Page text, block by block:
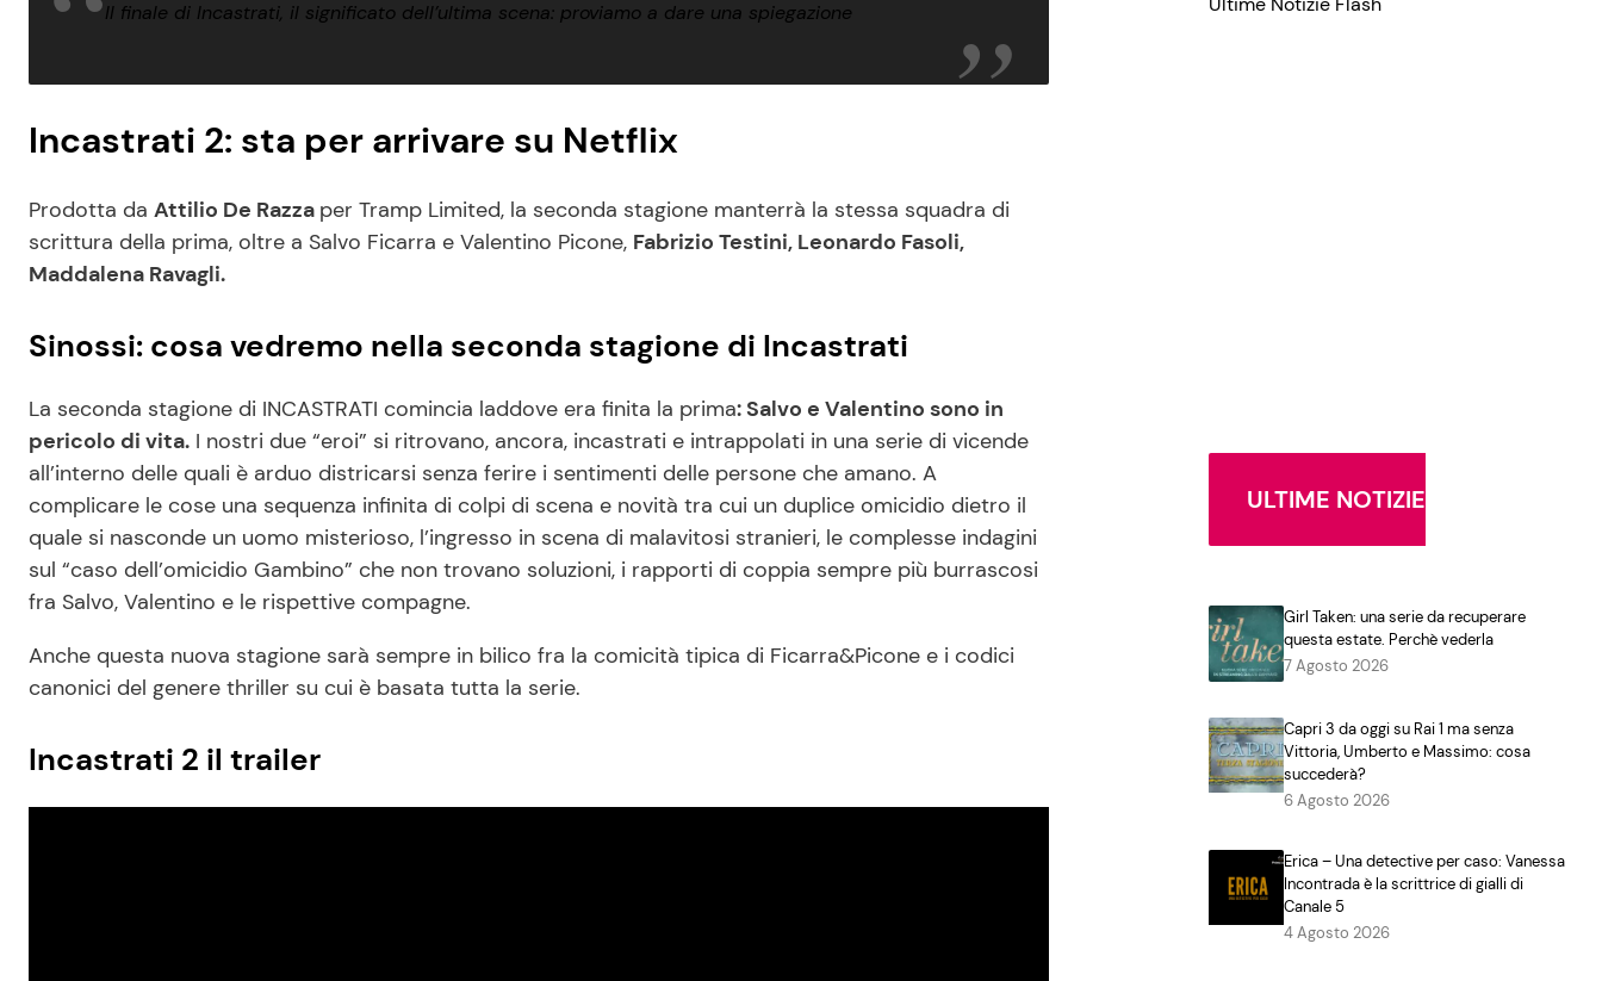
Il finale di Incastrati, il significato dell’ultima scena: proviamo a dare una spiegazione
Incastrati 2: sta per arrivare su Netflix
Prodotta da Attilio De Razza per Tramp Limited, la seconda stagione manterrà la stessa squadra di
scrittura della prima, oltre a Salvo Ficarra e Valentino Picone, Fabrizio Testini, Leonardo Fasoli,
Maddalena Ravagli.
Sinossi: cosa vedremo nella seconda stagione di Incastrati
La seconda stagione di INCASTRATI comincia laddove era finita la prima: Salvo e Valentino sono in
pericolo di vita. I nostri due “eroi” si ritrovano, ancora, incastrati e intrappolati in una serie di vicende
all’interno delle quali è arduo districarsi senza ferire i sentimenti delle persone che amano. A
complicare le cose una sequenza infinita di colpi di scena e novità tra cui un duplice omicidio dietro il
quale si nasconde un uomo misterioso, l’ingresso in scena di malavitosi stranieri, le complesse indagini
sul “caso dell’omicidio Gambino” che non trovano soluzioni, i rapporti di coppia sempre più burrascosi
fra Salvo, Valentino e le rispettive compagne.
Anche questa nuova stagione sarà sempre in bilico fra la comicità tipica di Ficarra&Picone e i codici
canonici del genere thriller su cui è basata tutta la serie.
Incastrati 2 il trailer
ULTIME NOTIZIE
Girl Taken: una serie da recuperare
questa estate. Perchè vederla
7 Agosto 2026
Capri 3 da oggi su Rai 1 ma senza
Vittoria, Umberto e Massimo: cosa
succederà?
6 Agosto 2026
Erica – Una detective per caso: Vanessa
Incontrada è la scrittrice di gialli di
Canale 5
4 Agosto 2026